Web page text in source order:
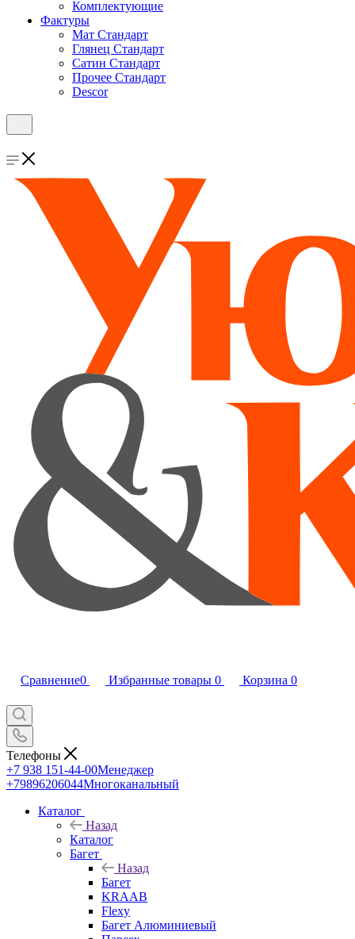
Комплектующие
Фактуры
Мат Стандарт
Глянец Стандарт
Сатин Стандарт
Прочее Стандарт
Descor
Сравнение0 Избранные товары 0 Корзина 0
Телефоны
+7 938 151-44-00Менеджер
+79896206044Многоканальный
Каталог
Назад
Каталог
Багет
Назад
Багет
KRAAB
Flexy
Багет Алюминиевый